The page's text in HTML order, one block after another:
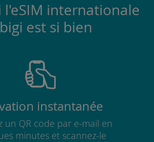
l'eSIM internationale
est si bien
instantanée
un QR code par e-mail en
minutes et scannez-le